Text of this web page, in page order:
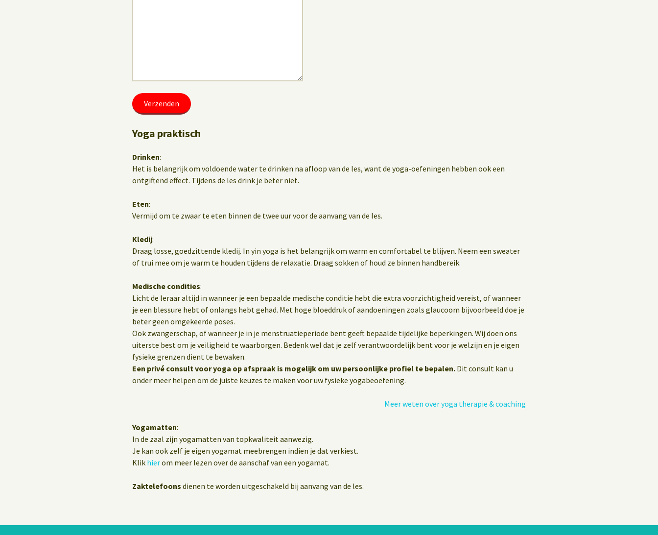
Yoga praktisch
Drinken:
Het is belangrijk om voldoende water te drinken na afloop van de les, want de yoga-oefeningen hebben ook een
ontgiftend effect. Tijdens de les drink je beter niet.
Eten:
Vermijd om te zwaar te eten binnen de twee uur voor de aanvang van de les.
Kledij:
Draag losse, goedzittende kledij. In yin yoga is het belangrijk om warm en comfortabel te blijven. Neem een sweater
of trui mee om je warm te houden tijdens de relaxatie. Draag sokken of houd ze binnen handbereik.
Medische condities:
Licht de leraar altijd in wanneer je een bepaalde medische conditie hebt die extra voorzichtigheid vereist, of wanneer
je een blessure hebt of onlangs hebt gehad. Met hoge bloeddruk of aandoeningen zoals glaucoom bijvoorbeeld doe je
beter geen omgekeerde poses.
Ook zwangerschap, of wanneer je in je menstruatieperiode bent geeft bepaalde tijdelijke beperkingen. Wij doen ons
uiterste best om je veiligheid te waarborgen. Bedenk wel dat je zelf verantwoordelijk bent voor je welzijn en je eigen
fysieke grenzen dient te bewaken.
Een privé consult voor yoga op afspraak is mogelijk om uw persoonlijke profiel te bepalen. Dit consult kan u
onder meer helpen om de juiste keuzes te maken voor uw fysieke yogabeoefening.
Meer weten over yoga therapie & coaching
Yogamatten:
In de zaal zijn yogamatten van topkwaliteit aanwezig.
Je kan ook zelf je eigen yogamat meebrengen indien je dat verkiest.
Klik hierom meer lezen over de aanschaf van een yogamat.
Zaktelefoons dienen te worden uitgeschakeld bij aanvang van de les.